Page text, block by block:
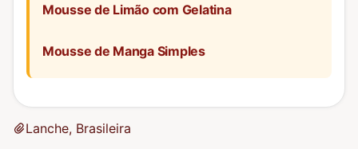
Mousse de Limão com Gelatina
Mousse de Manga Simples
Lanche, Brasileira